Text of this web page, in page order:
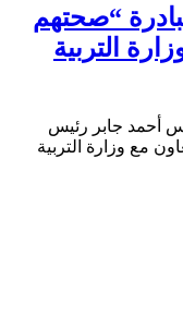
“صحتهم
التربية
أحمد جابر رئيس
مع وزارة التربية